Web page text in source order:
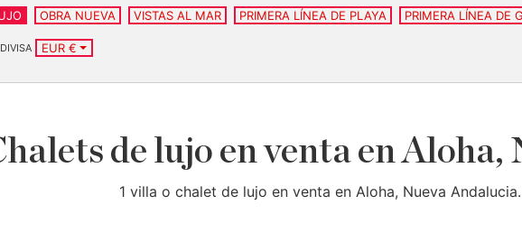
OBRA NUEVA VISTAS AL MAR PRIMERA LÍNEA DE PLAYA PRIMERA LÍNEA DE
DIVISA EUR €
de lujo en venta en Aloha,
1 villa o chalet de lujo en venta en Aloha, Nueva Andalucia.